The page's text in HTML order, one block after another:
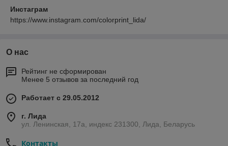
Инстаграм
https://www.instagram.com/colorprint_lida/
О нас
Рейтинг не сформирован
Менее 5 отзывов за последний год
Работает с 29.05.2012
г. Лида
ул. Ленинская, 17а, индекс 231300, Лида, Беларусь
Контакты